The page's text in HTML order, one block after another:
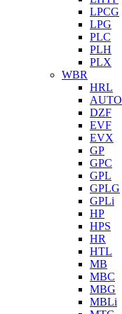
LPCG
LPG
PLC
PLH
PLX
WBR
HRL
AUTO
DZF
EVF
EVX
GP
GPC
GPL
GPLG
GPLi
HP
HPS
HR
HTL
MB
MBC
MBG
MBLi